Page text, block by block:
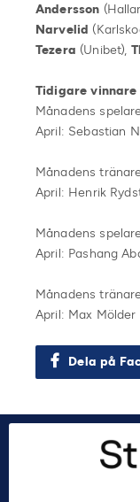
Andersson
Narvelid
Tezera (Unibet),
Tidigare vinnare
Månadens
April: Sebastian
Månadens
April: Henrik
Månadens
April: Pashang
Månadens
April: Max Mölder
Dela på